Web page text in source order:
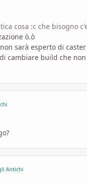
cosa :c che bisogno
ò.ò
sarà esperto di
cambiare build che
Antichi